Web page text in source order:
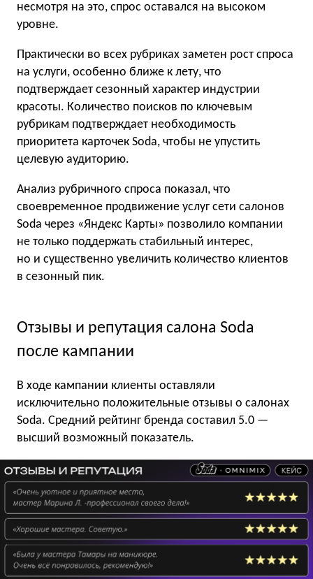
несмотря на это, спрос оставался на высоком
уровне.
Практически во всех рубриках заметен рост спроса
на услуги, особенно ближе к лету, что
подтверждает сезонный характер индустрии
красоты. Количество поисков по ключевым
рубрикам подтверждает необходимость
приоритета карточек Soda, чтобы не упустить
целевую аудиторию.
Анализ рубричного спроса показал, что
своевременное продвижение услуг сети салонов
Soda через «Яндекс Карты» позволило компании
не только поддержать стабильный интерес,
но и существенно увеличить количество клиентов
в сезонный пик.
Отзывы и репутация салона Soda
после кампании
В ходе кампании клиенты оставляли
исключительно положительные отзывы о салонах
Soda. Средний рейтинг бренда составил 5.0 —
высший возможный показатель.